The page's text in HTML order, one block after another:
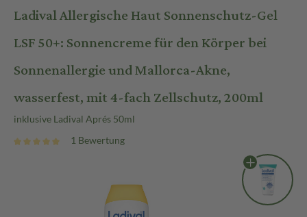
Ladival Allergische Haut Sonnenschutz-Gel
LSF 50+: Sonnencreme für den Körper bei
Sonnenallergie und Mallorca-Akne,
wasserfest, mit 4-fach Zellschutz, 200ml
inklusive Ladival Aprés 50ml
1 Bewertung